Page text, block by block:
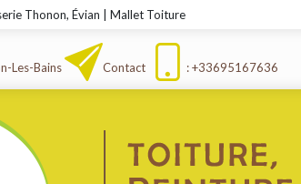
Thonon, Évian | Mallet Toiture
Les-Bains Contact : +33695167636